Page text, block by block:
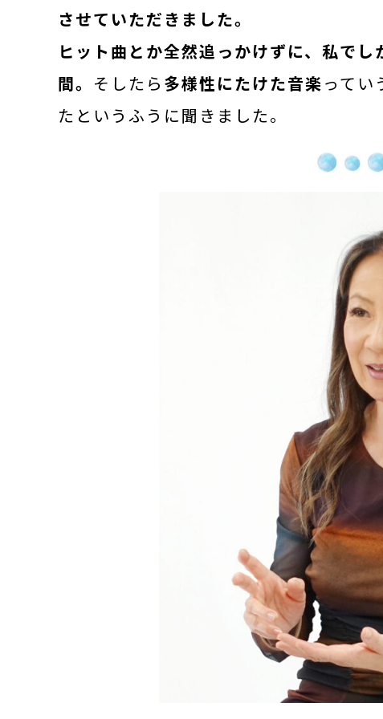
させていただきました。
ヒット曲とか全然追っかけずに、私で
間。 そしたら 多様性にたけた音楽ってい
たというふうに聞きました。